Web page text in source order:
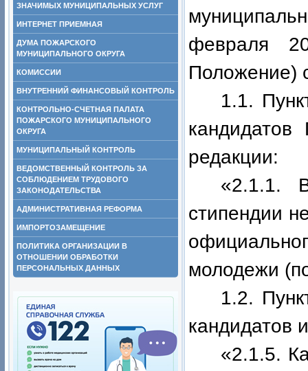
ЗНАЧИМЫХ МУНИЦИПАЛЬНЫХ УСЛУГ
ИНТЕРНЕТ ПРИЕМНАЯ
ДУМА ПОЖАРСКОГО
МУНИЦИПАЛЬНОГО ОКРУГА
КОМИССИИ
ВНУТРЕННИЙ ФИНАНСОВЫЙ КОНТРОЛЬ
КОНТРОЛЬНО-СЧЕТНАЯ ПАЛАТА
ПОЖАРСКОГО МУНИЦИПАЛЬНОГО
ОКРУГА
МУНИЦИПАЛЬНЫЙ КОНТРОЛЬ
ВЕДОМСТВЕННЫЙ КОНТРОЛЬ ЗА
СОБЛЮДЕНИЕМ ТРУДОВОГО
ЗАКОНОДАТЕЛЬСТВА
АДМИНИСТРАТИВНАЯ РЕФОРМА
ИМПОРТОЗАМЕЩЕНИЕ
ПОЛИТИКА ОРГАНИЗАЦИИ В
ОТНОШЕНИИ ОБРАБОТКИ
ПЕРСОНАЛЬНЫХ ДАННЫХ
февраля
Положение)
1.1.
редакции:
«2.1.1.
стипендии
молодежи
1.2.
кандидатов
«2.1.5.